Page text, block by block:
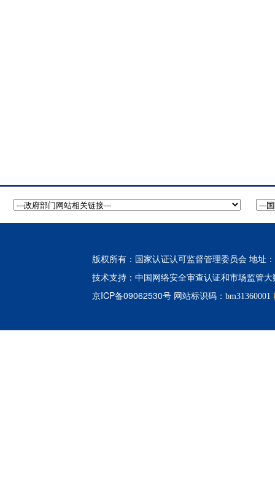
版权所有：国家认证认可监督管理委员会 地址
技术支持： 中国网络安全审查认证和市场监管
京ICP备09062530号 网站标识码：bm31360001